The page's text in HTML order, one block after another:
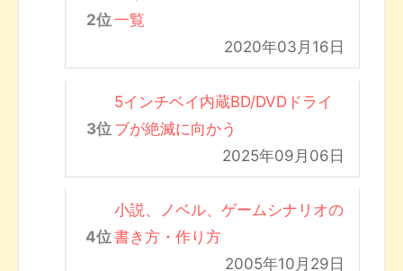
一覧
2020年03月16日
5インチベイ内蔵BD/DVDドライ
ブが絶滅に向かう
2025年09月06日
小説、ノベル、ゲームシナリオの
書き方・作り方
2005年10月29日